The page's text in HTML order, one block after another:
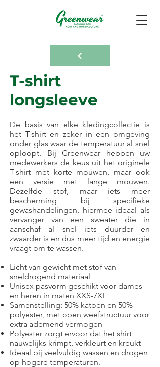
T-shirt
longsleeve
De basis van elke kledingcollectie is
het T-shirt en zeker in een omgeving
onder glas waar de temperatuur al snel
oploopt. Bij Greenwear hebben uw
medewerkers de keus uit het originele
T-shirt met korte mouwen, maar ook
een versie met lange mouwen.
Dezelfde stof, maar iets meer
bescherming bij specifieke
gewashandelingen, hiermee ideaal als
vervanger van een sweater die in
aanschaf al snel iets duurder en
zwaarder is en dus meer tijd en energie
vraagt om te wassen.
Licht van gewicht met stof van
sneldrogend materiaal
Unisex pasvorm geschikt voor dames
en heren in maten XXS-7XL
Samenstelling: 50% katoen en 50%
polyester, met open weefstructuur voor
extra ademend vermogen
Polyester zorgt ervoor dat het shirt
nauwelijks krimpt, verkleurt en kreukt
Ideaal bij veelvuldig wassen en drogen
op hogere temperaturen.